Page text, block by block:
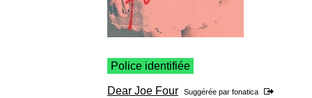
Police identifiée
Dear Joe Four Suggérée par fonatica